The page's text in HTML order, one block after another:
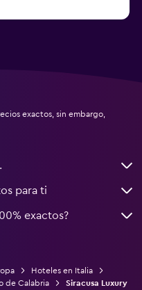
exactos, sin embargo,
para ti
exactos?
Hoteles en Italia
de Calabria Siracusa Luxury